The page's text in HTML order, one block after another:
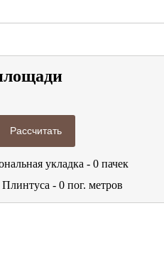
Рассчитать
укладка - 0 пачек
Плинтуса -0пог. метров